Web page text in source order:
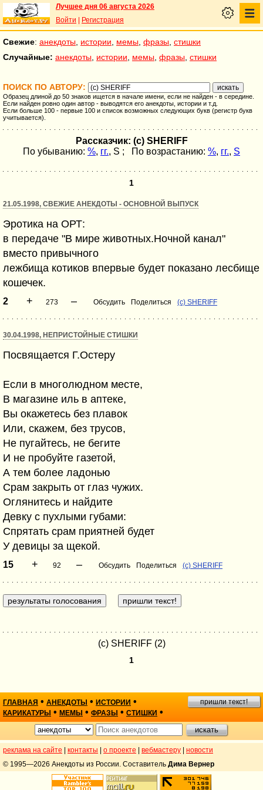
Лучшее дня 06 августа 2026
Войти
Регистрация
Свежие: анекдоты истории мемы фразы стишки
Случайные: анекдоты истории мемы фразы стишки
ПОИСК ПО АВТОРУ:
Образец длиной до 50 знаков ищется в начале имени, если не найден - в середине.
Если найден ровно один автор - выводятся его анекдоты, истории и т.д.
Если больше 100 - первые 100 и список возможных следующих букв (регистр букв
учитывается).
Рассказчик: (с) SHERIFF
По убыванию: %, гг., S ; По возрастанию: %, гг., S
1
21.05.1998, СВЕЖИЕ АНЕКДОТЫ - ОСНОВНОЙ ВЫПУСК
Эротика на ОРТ:
в передаче "В мире животных.Ночной канал"
вместо привычного
лежбища котиков впервые будет показано лесбище
кошечек.
2 + 273 – Обсудить Поделиться (с) SHERIFF
30.04.1998, НЕПРИСТОЙНЫЕ СТИШКИ
Посвящается Г.Остеру
Если в многолюдном месте,
В магазине иль в аптеке,
Вы окажетесь без плавок
Или, скажем, без трусов,
Не пугайтесь, не бегите
И не пробуйте газетой,
А тем более ладонью
Срам закрыть от глаз чужих.
Оглянитесь и найдите
Девку с пухлыми губами:
Спрятать срам приятней будет
У девицы за щекой.
15 + 92 – Обсудить Поделиться (с) SHERIFF
(с) SHERIFF (2)
1
ГЛАВНАЯ • АНЕКДОТЫ • ИСТОРИИ •
КАРИКАТУРЫ • МЕМЫ • ФРАЗЫ • СТИШКИ •
пришли текст!
реклама на сайте контакты о проекте вебмастеру
новости
© 1995—2026 Анекдоты из России. Составитель Дима Вернер